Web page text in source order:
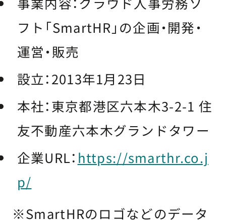
フト「SmartHR」の企画・開発・
運営・販売
設立：2013年1月23日
本社：東京都港区六本木3-2-1 住
友不動産六本木グランドタワー
企業URL：​ https://smarthr.co.j
p/
※SmartHRのロゴなどのデータ